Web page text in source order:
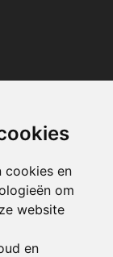
cookies en
om
website
en